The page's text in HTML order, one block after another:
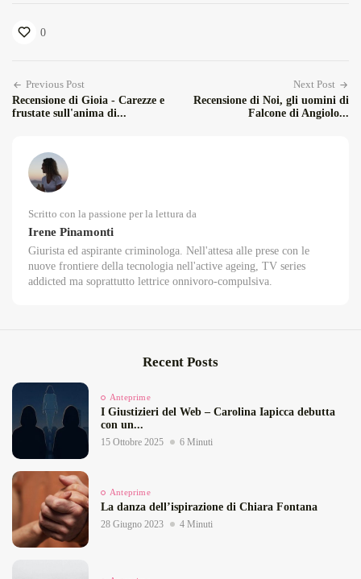
0
Previous Post
Recensione di Gioia - Carezze e
frustate sull'anima di...
Next Post
Recensione di Noi, gli uomini di
Falcone di Angiolo...
Scritto con la passione per la lettura da
Irene Pinamonti
Giurista ed aspirante criminologa. Nell'attesa alle prese con le
nuove frontiere della tecnologia nell'active ageing, TV series
addicted ma soprattutto lettrice onnivoro-compulsiva.
Recent Posts
Anteprime
I Giustizieri del Web – Carolina Iapicca debutta
con un...
15 Ottobre 2025 6 Minuti
Anteprime
La danza dell’ispirazione di Chiara Fontana
28 Giugno 2023 4 Minuti